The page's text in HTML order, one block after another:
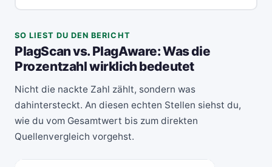
SO LIEST DU DEN BERICHT
PlagScan vs. PlagAware: Was die
Prozentzahl wirklich bedeutet
Nicht die nackte Zahl zählt, sondern was
dahintersteckt. An diesen echten Stellen siehst du,
wie du vom Gesamtwert bis zum direkten
Quellenvergleich vorgehst.